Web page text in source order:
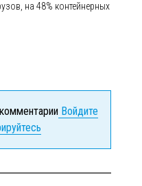
на 48% контейнерных
Войдите